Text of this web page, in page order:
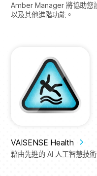
Amber Manager 將協助您
以及其他進階功能。
VAISENSE Health
藉由先進的 AI 人工智慧技